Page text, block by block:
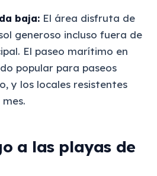
baja: El área disfruta de
generoso incluso fuera de
El paseo marítimo en
popular para paseos
y los locales resistentes
a las playas de